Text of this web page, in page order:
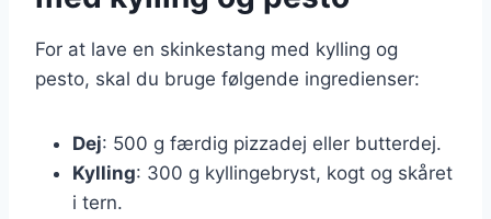
For at lave en skinkestang med kylling og
pesto, skal du bruge følgende ingredienser:
Dej: 500 g færdig pizzadej eller butterdej.
Kylling: 300 g kyllingebryst, kogt og skåret
i tern.